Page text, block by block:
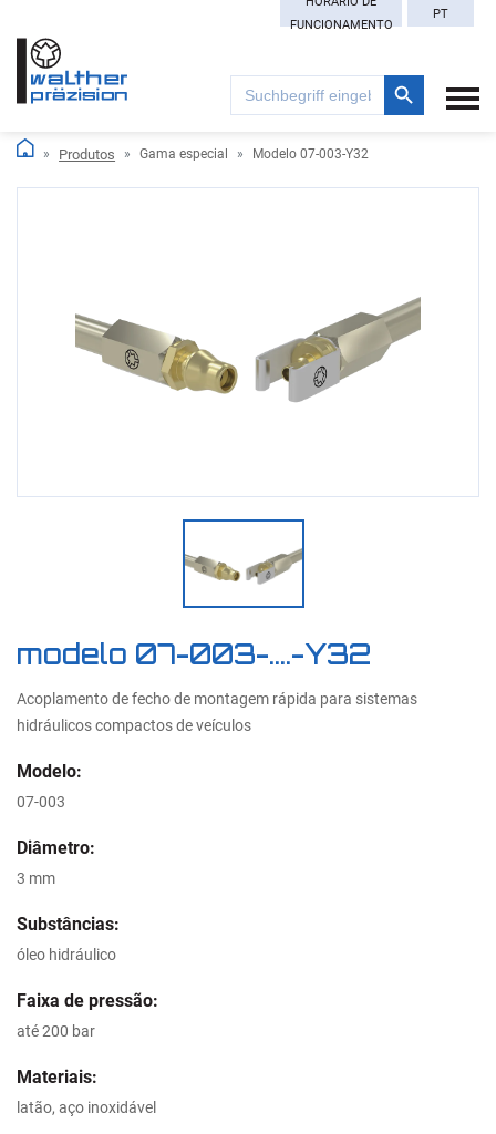
FUNCIONAMENTO
PT
Search
for:
Search Button
Produtos Gama especial Modelo 07-003-Y32
modelo 07-003-....-Y32
Acoplamento de fecho de montagem rápida para sistemas
hidráulicos compactos de veículos
Modelo:
07-003
Diâmetro:
3 mm
Substâncias:
óleo hidráulico
Faixa de pressão:
até 200 bar
Materiais:
latão, aço inoxidável